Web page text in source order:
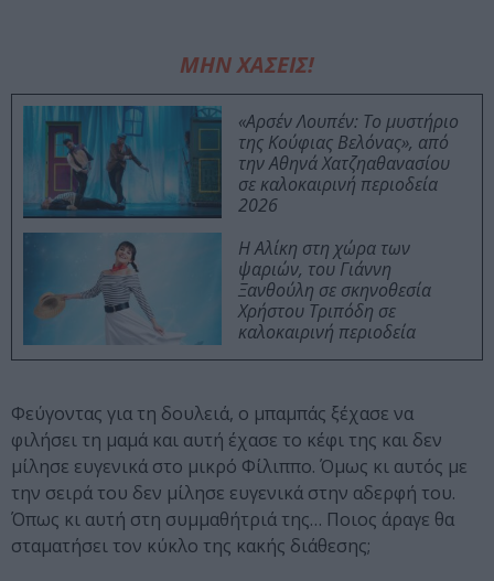
ΜΗΝ ΧΑΣΕΙΣ!
«Αρσέν Λουπέν: Το μυστήριο
της Κούφιας Βελόνας», από
την Αθηνά Χατζηαθανασίου
σε καλοκαιρινή περιοδεία
2026
Η Αλίκη στη χώρα των
ψαριών, του Γιάννη
Ξανθούλη σε σκηνοθεσία
Χρήστου Τριπόδη σε
καλοκαιρινή περιοδεία
Φεύγοντας για τη δουλειά, ο μπαμπάς ξέχασε να
φιλήσει τη μαμά και αυτή έχασε το κέφι της και δεν
μίλησε ευγενικά στο μικρό Φίλιππο. Όμως κι αυτός με
την σειρά του δεν μίλησε ευγενικά στην αδερφή του.
Όπως κι αυτή στη συμμαθήτριά της… Ποιος άραγε θα
σταματήσει τον κύκλο της κακής διάθεσης;